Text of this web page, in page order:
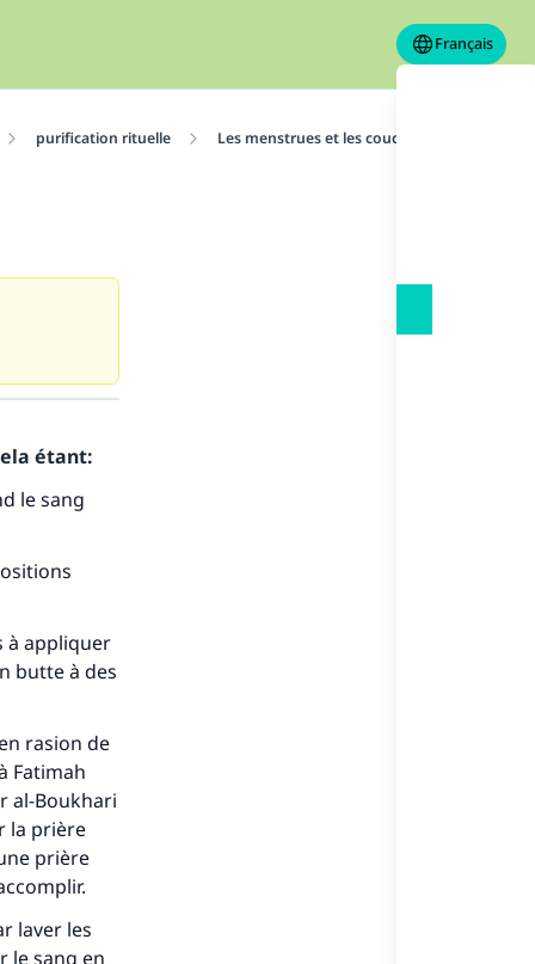
Français
purification rituelle Les menstrues et les couches
étant:
le sang
à appliquer
butte à des
rasion de
Fatimah
al-Boukhari
la prière
prière
laver les
le sang en